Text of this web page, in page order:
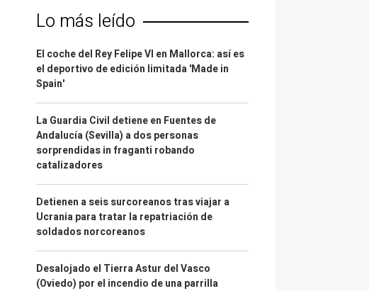
Lo más leído
El coche del Rey Felipe VI en Mallorca: así es
el deportivo de edición limitada 'Made in
Spain'
La Guardia Civil detiene en Fuentes de
Andalucía (Sevilla) a dos personas
sorprendidas in fraganti robando
catalizadores
Detienen a seis surcoreanos tras viajar a
Ucrania para tratar la repatriación de
soldados norcoreanos
Desalojado el Tierra Astur del Vasco
(Oviedo) por el incendio de una parrilla